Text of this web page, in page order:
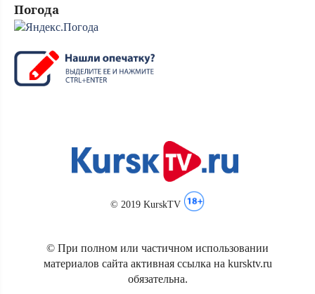
Погода
© 2019 KurskTV
© При полном или частичном использовании
материалов сайта активная ссылка на kursktv.ru
обязательна.